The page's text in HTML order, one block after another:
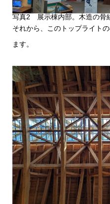
写真2 展示棟内部。木造の骨
それから、このトップライト
ます。